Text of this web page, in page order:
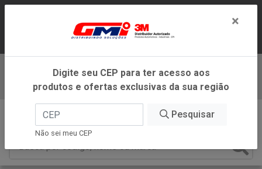
ATENDIMENTO DENTRO DO ESTADO DE
MINAS GERAIS.
Baixe já nosso APP
×
Digite seu CEP para ter acesso aos
produtos e ofertas exclusivas da sua região
Pesquisar
Não sei meu CEP